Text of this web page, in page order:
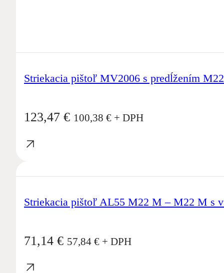
Striekacia pištoľ MV2006 s predĺžením
123,47 € 100,38 € + DPH
Striekacia pištoľ AL55 M22 M – M22 M s
71,14 € 57,84 € + DPH